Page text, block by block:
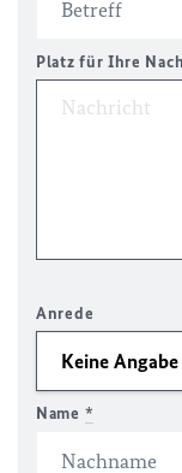
Platz für Ihre
Anrede
Name *